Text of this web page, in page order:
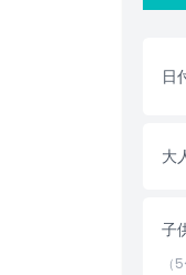
子供
除外事
日
大
子
（